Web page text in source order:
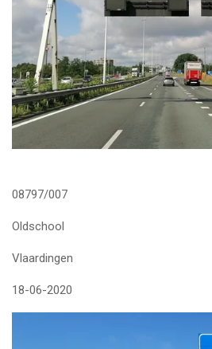
08797/007
Oldschool
Vlaardingen
18-06-2020